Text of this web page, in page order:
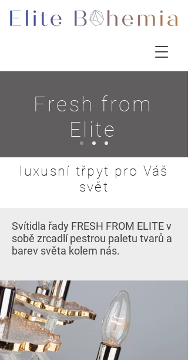
Fresh from
Elite
luxusní třpyt pro Váš
svět
Svítidla řady FRESH FROM ELITE v
sobě zrcadlí pestrou paletu tvarů a
barev světa kolem nás.